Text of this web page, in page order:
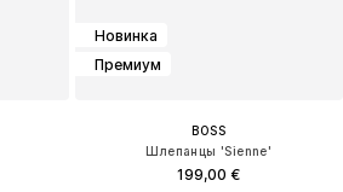
Новинка
Премиум
BOSS
Шлепанцы 'Sienne'
199,00 €